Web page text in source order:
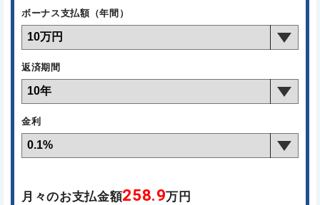
ボーナス支払額（年間）
返済期間
金利
月々のお支払金額258.9万円